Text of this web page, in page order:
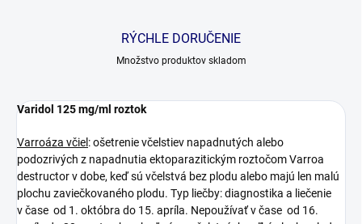
RÝCHLE DORUČENIE
Množstvo produktov skladom
Varidol 125 mg/ml roztok
Varroáza včiel : ošetrenie včelstiev napadnutých alebo
podozrivých z napadnutia ektoparazitickým roztočom Varroa
destructor v dobe, keď sú včelstvá bez plodu alebo majú len malú
plochu zaviečkovaného plodu. Typ liečby: diagnostika a liečenie
v čase od 1. októbra do 15. apríla. Nepoužívať v čase od 16.